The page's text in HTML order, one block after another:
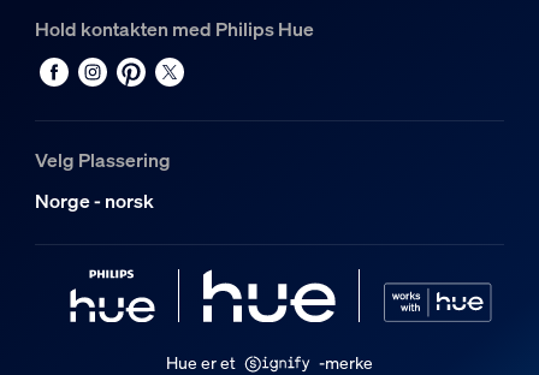
Hold kontakten med Philips Hue
Velg Plassering
Norge - norsk
Hue er et -merke